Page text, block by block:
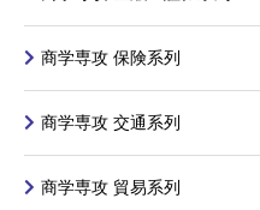
商学専攻 保険系列
商学専攻 交通系列
商学専攻 貿易系列